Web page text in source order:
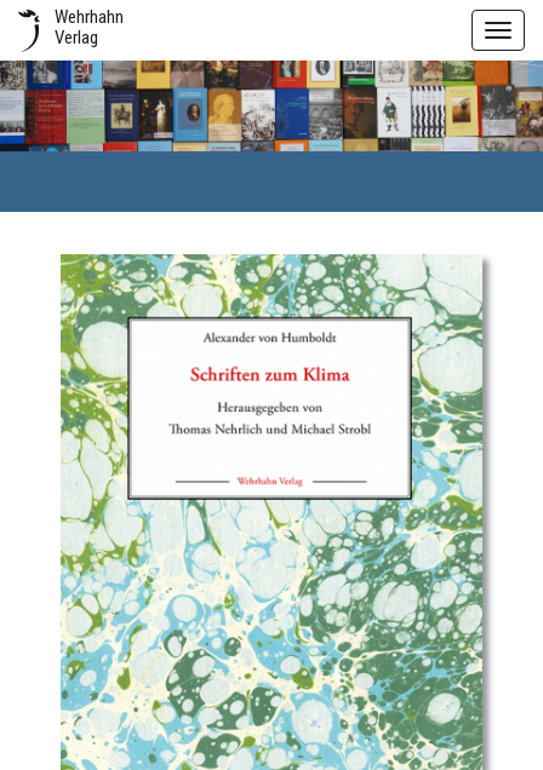
Wehrhahn
Verlag